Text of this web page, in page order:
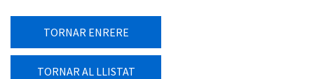
TORNAR ENRERE
TORNAR AL LLISTAT